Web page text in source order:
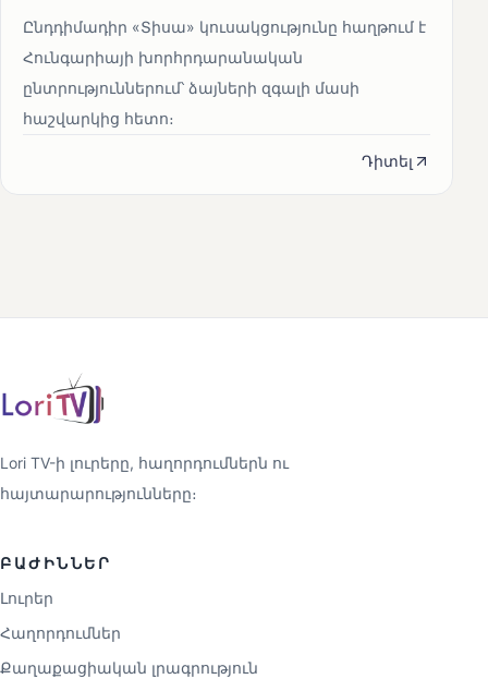
Ընդդիմադիր «Տիսա» կուսակցությունը հաղթում է
Հունգարիայի խորհրդարանական
ընտրություններում՝ ձայների զգալի մասի
հաշվարկից հետո։
Դիտել
Lori TV-ի լուրերը, հաղորդումներն ու
հայտարարությունները։
ԲԱԺԻՆՆԵՐ
Լուրեր
Հաղորդումներ
Քաղաքացիական լրագրություն